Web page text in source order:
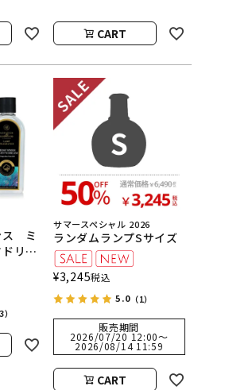
CART
ス ミ
リー
ラン
バー
）
サマースペシャル 2026
ランダムランプSサイズ
¥3,245税込
5.0（1）
販売期間
2026/07/20 12:00〜
2026/08/14 11:59
CART